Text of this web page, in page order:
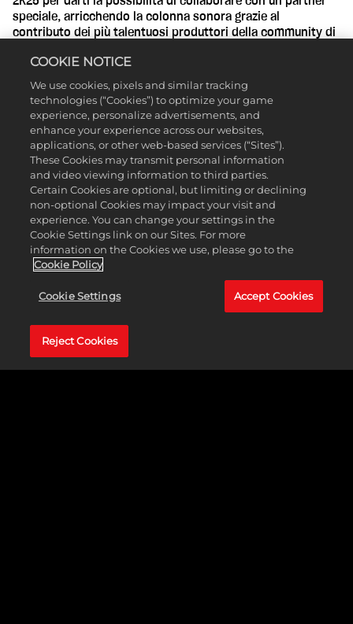
speciale, arricchendo la colonna sonora grazie al
contributo dei più talentuosi produttori della community di
e Apple Music, o ascoltala consultando la playlist qui di
seguito.
COOKIE NOTICE
We use cookies, pixels and similar tracking
technologies (“Cookies”) to optimize your game
experience, personalize advertisements, and
enhance your experience across our websites,
applications, or other web-based services (“Sites”).
These Cookies may transmit personal information
and video viewing information to third parties.
Certain Cookies are optional, but limiting or declining
non-optional Cookies may impact your visit and
experience. You can change your settings in the
Cookie Settings link on our Sites. For more
information on the Cookies we use, please go to the
Cookie Policy
Cookie Settings Accept Cookies
Reject Cookies